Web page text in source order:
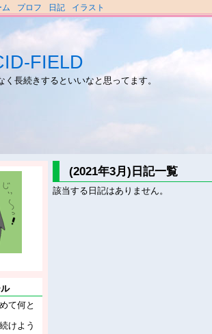
ム プロフ 日記 イラスト
FIELD
く長続きするといいなと思ってます。
て何と
けよう
(2021年3月)日記一覧
該当する日記はありません。